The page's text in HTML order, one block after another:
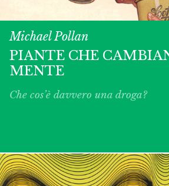
Michael Pollan
PIANTE CHE
MENTE
Che cos’è davvero una droga?